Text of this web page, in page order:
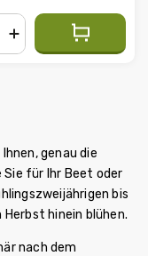
genau die
Sie für Ihr Beet oder
bis
Herbst hinein blühen.
nach dem